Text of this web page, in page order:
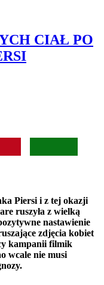
CIAŁ PO
Piersi i z tej okazji
ruszyła z wielką
nastawienie
zdjęcia kobiet
kampanii filmik
wcale nie musi